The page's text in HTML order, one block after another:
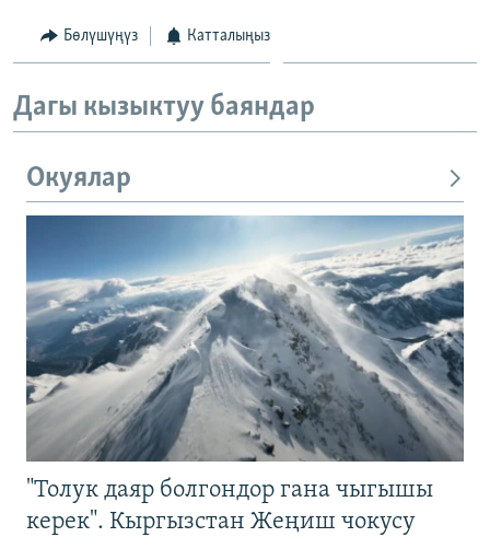
Бөлүшүңүз Катталыңыз
Дагы кызыктуу баяндар
Окуялар
"Толук даяр болгондор гана чыгышы
керек". Кыргызстан Жеңиш чокусу